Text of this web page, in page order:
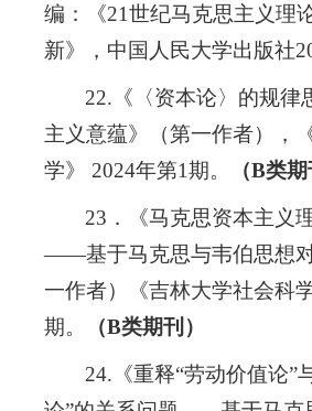
编：《21世纪马克思主义理
新》，中国人民大学出版社
22.《〈资本论〉的规律
主义意蕴》（第一作者），
学》 2024年第1期。
（B类期
23．《马克思资本主义
——基于马克思与韦伯思想
一作者）《吉林大学社会科
期。
（B类期刊）
24.《重释“劳动价值论”